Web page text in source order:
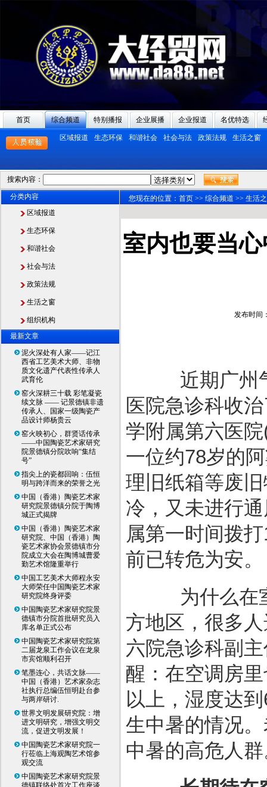
首页 综合频道 特别播报 企业展播 企业报道 名优特选
区域报道 生态环保 和谐社会 社会与法 政策法规 生活之窗
搜索内容：
分类内容
区域报道
生态环保
和谐社会
社会与法
政策法规
生活之窗
组织机构
最新文章
泥火深处有人家——记江
西省工艺美术大师、非物
质文化遗产代表性传承人
武育伦
窑火深耕三十载 彩笔凝瓷
续文脉 —— 记景德镇非遗
传承人、国家一级陶瓷产
品设计师杨贵云
窑火映初心，群贤话传承
——中国陶瓷艺术家研究
院景德镇分院吹响“集结
号”
指尖上的瓷都回响：伍恒
明与跨洋而来的荣誉之光
中国（香港）陶瓷艺术家
研究院景德镇分院于陶博
城正式揭牌
中国（香港）陶瓷艺术家
研究院、中国（香港）陶
瓷艺术家协会景德镇市分
院成立大会在陶博城曹爱
勤艺术馆隆重举行
中国工艺美术大师程永安
大师荣任中国陶瓷艺术家
研究院终身评委
中国陶瓷艺术家研究院景
德镇市分院首批研究员入
库名单正式公布
中国陶瓷艺术家研究院第
二届龙泉工作会议在龙泉
市宾馆顺利召开
笔墨连心，共话文脉——
中国（香港）艺术家杂志
社执行总编伍恒明赴台参
与两岸研讨.
世界文明发展研究院：增
进文明研究，增强文明交
流，促进文明发展！
中国陶瓷艺术家研究院一
行莅临上海观陶艺术馆参
观交流
中国陶瓷艺术家研究院景
德镇联络处首次工作座谈
您现在的位置： 首页 >> 综合频道 >> 生活
室内也要当
发布时间
近期广州气
医院急诊科收
学附属第六医
一位约78岁的
理旧纸箱等废
冷，又未进行
属第一时间拨
前已转危为安。
为什么在室
方地区，很多
六院急诊科副
醒：在空调房
以上，湿度达
生中暑的情况
中暑的高危人